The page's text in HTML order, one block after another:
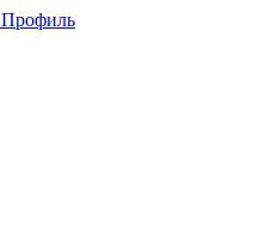
Профиль